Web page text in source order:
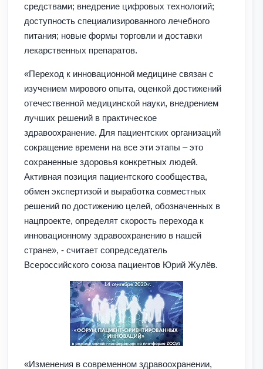
средствами; внедрение цифровых технологий;
доступность специализированного лечебного
питания; новые формы торговли и доставки
лекарственных препаратов.
«Переход к инновационной медицине связан с
изучением мирового опыта, оценкой достижений
отечественной медицинской науки, внедрением
лучших решений в практическое
здравоохранение. Для пациентских организаций
сокращение времени на все эти этапы – это
сохраненные здоровья конкретных людей.
Активная позиция пациентского сообщества,
обмен экспертизой и выработка совместных
решений по достижению целей, обозначенных в
нацпроекте, определят скорость перехода к
инновационному здравоохранению в нашей
стране», - считает сопредседатель
Всероссийского союза пациентов Юрий Жулёв.
«Изменения в современном здравоохранении,